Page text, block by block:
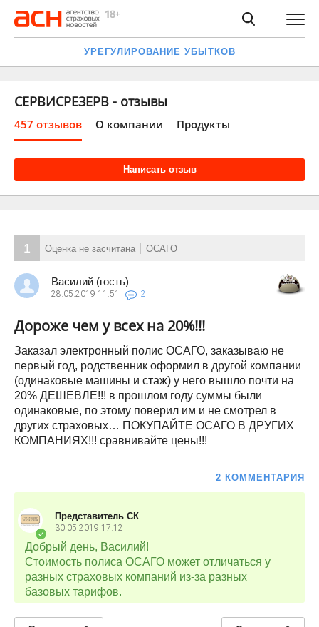
УРЕГУЛИРОВАНИЕ УБЫТКОВ
СЕРВИСРЕЗЕРВ - отзывы
457 отзывов О компании Продукты
Написать отзыв
1 Оценка не засчитана ОСАГО
Василий (гость)
28.05.2019 11:51 2
Дороже чем у всех на 20%!!!
Заказал электронный полис ОСАГО, заказываю не
первый год, родственник оформил в другой компании
(одинаковые машины и стаж) у него вышло почти на
20% ДЕШЕВЛЕ!!! в прошлом году суммы были
одинаковые, по этому поверил им и не смотрел в
других страховых… ПОКУПАЙТЕ ОСАГО В ДРУГИХ
КОМПАНИЯХ!!! сравнивайте цены!!!
2 КОММЕНТАРИЯ
Представитель СК
30.05.2019 17:12
Добрый день, Василий!
Стоимость полиса ОСАГО может отличаться у
разных страховых компаний из-за разных
базовых тарифов.